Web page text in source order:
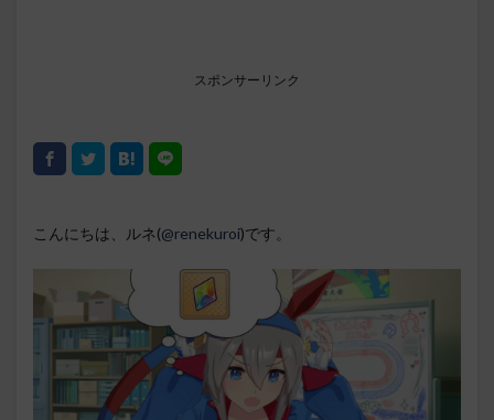
スポンサーリンク
こんにちは、ルネ(@renekuroi)です。